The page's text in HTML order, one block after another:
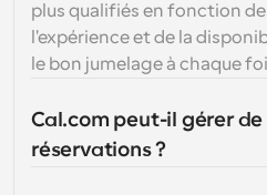
plus qualifiés en fonction
l'expérience et de la
le bon jumelage à chaque
Cal.com peut-il gérer
réservations ?